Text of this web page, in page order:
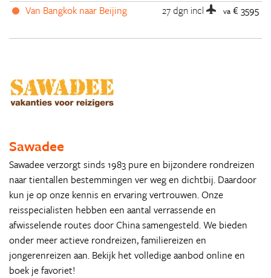
Van Bangkok naar Beijing
27 dgn incl va € 3595
Sawadee
Sawadee verzorgt sinds 1983 pure en bijzondere rondreizen
naar tientallen bestemmingen ver weg en dichtbij. Daardoor
kun je op onze kennis en ervaring vertrouwen. Onze
reisspecialisten hebben een aantal verrassende en
afwisselende routes door China samengesteld. We bieden
onder meer actieve rondreizen, familiereizen en
jongerenreizen aan. Bekijk het volledige aanbod online en
boek je favoriet!